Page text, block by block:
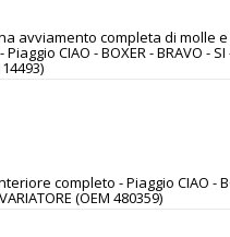
avviamento completa di molle e
CIAO - BOXER - BRAVO - SI
completo - Piaggio CIAO -
(OEM 480359)